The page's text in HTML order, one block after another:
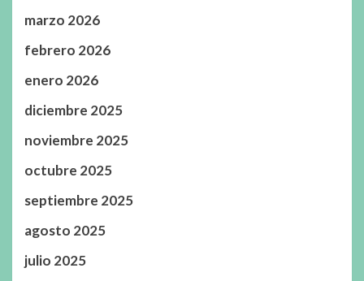
marzo 2026
febrero 2026
enero 2026
diciembre 2025
noviembre 2025
octubre 2025
septiembre 2025
agosto 2025
julio 2025